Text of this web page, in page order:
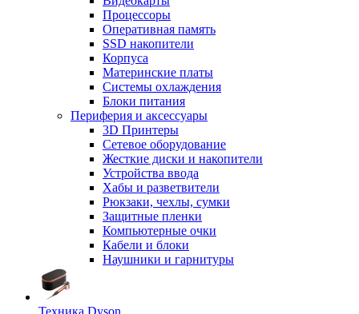
Процессоры
Оперативная память
SSD накопители
Корпуса
Материнские платы
Системы охлаждения
Блоки питания
Периферия и аксессуары
3D Принтеры
Сетевое оборудование
Жесткие диски и накопители
Устройства ввода
Хабы и разветвители
Рюкзаки, чехлы, сумки
Защитные пленки
Компьютерные очки
Кабели и блоки
Наушники и гарнитуры
Техника Dyson